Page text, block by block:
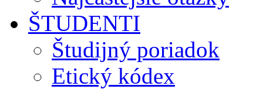
ŠTUDENTI
Študijný poriadok
Etický kódex